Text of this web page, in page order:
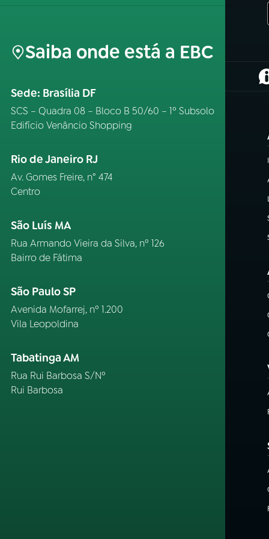
Saiba onde está a EBC
Sede: Brasília DF
SCS – Quadra 08 – Bloco B 50/60 – 1º Subsolo
Edifício Venâncio Shopping
Rio de Janeiro RJ
Av. Gomes Freire, n° 474
Centro
São Luís MA
Rua Armando Vieira da Silva, nº 126
Bairro de Fátima
São Paulo SP
Avenida Mofarrej, nº 1.200
Vila Leopoldina
Tabatinga AM
Rua Rui Barbosa S/Nº
Rui Barbosa